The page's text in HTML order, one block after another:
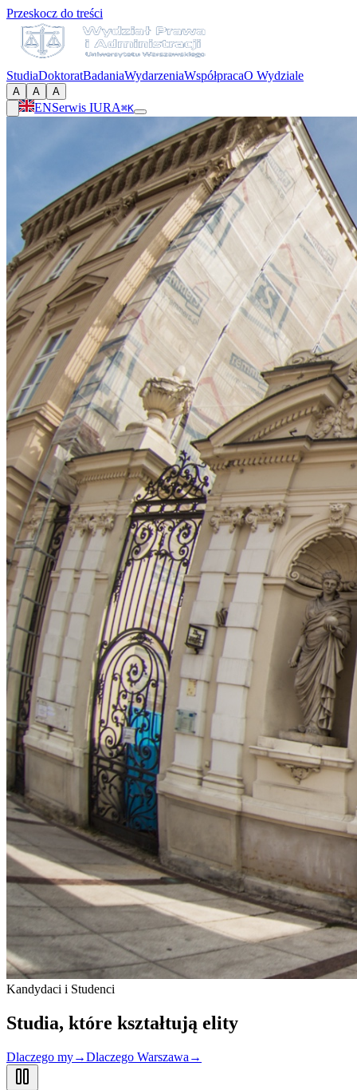
Przeskocz do treści
StudiaDoktoratBadaniaWydarzeniaWspółpracaO Wydziale
A A A
ENSerwis IURA⌘K
Kandydaci i Studenci
Studia, które kształtują elity
Dlaczego my→Dlaczego Warszawa →